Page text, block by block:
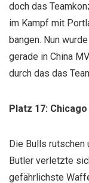
doch das
im Kampf mit
bangen. Nun
gerade in China
durch das das
Platz 17:
Die Bulls rutschen
Butler verletzte
gefährlichste